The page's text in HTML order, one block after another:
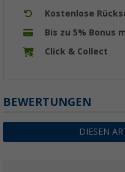
Kostenlose
Bis zu 5% Bonus
Click & Collect
BEWERTUNGEN
DIESEN